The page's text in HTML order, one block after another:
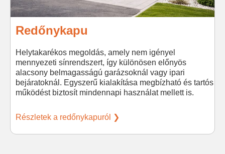
Redőnykapu
Helytakarékos megoldás, amely nem igényel
mennyezeti sínrendszert, így különösen előnyös
alacsony belmagasságú garázsoknál vagy ipari
bejáratoknál. Egyszerű kialakítása megbízható és tartós
működést biztosít mindennapi használat mellett is.
Részletek a redőnykapuról ❯